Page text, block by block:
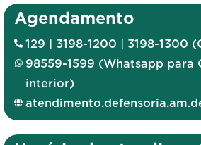
Agendamento
129 | 3198-1200 | 3198-1300
98559-1599 (Whatsapp para
interior)